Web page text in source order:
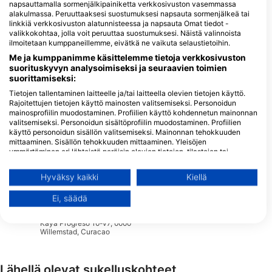
Sukelluskeskukset, jotka tarjoavat
catering-palveluita tällä
sukelluskohteella
Dive Center van de Ven
Caracasbaaiweg 360, 0000AA
Willemstad, Curacao
Dive Center van de Ven
Willemstad, Curacao
Curious 2 Dive N.V., Johannes B.G. Pleij
Kaya Perugia 11, 0000 CW
Willemstad, Curacao
Rebel Diving Curaçao, passion & excellence
Granaatappelweg 126, 0000
Willemstad, Curacao
Kaya Progreso 10-v7, 0000
Willemstad, Curacao
Kaya Libertadora
0000 Willemstad,
Soul Divers
45 Druifweg,
napsauttamalla sormenjälkipainiketta verkkosivuston vasemmassa
alakulmassa. Peruuttaaksesi suostumuksesi napsauta sormenjälkeä tai
linkkiä verkkosivuston alatunnisteessa ja napsauta Omat tiedot -
valikkokohtaa, jolla voit peruuttaa suostumuksesi. Näistä valinnoista
ilmoitetaan kumppaneillemme, eivätkä ne vaikuta selaustietoihin.
Me ja kumppanimme käsittelemme tietoja verkkosivuston
suorituskyvyn analysoimiseksi ja seuraavien toimien
suorittamiseksi:
Tietojen tallentaminen laitteelle ja/tai laitteella olevien tietojen käyttö.
Rajoitettujen tietojen käyttö mainosten valitsemiseksi. Personoidun
mainosprofiilin muodostaminen. Profiilien käyttö kohdennetun mainonnan
valitsemiseksi. Personoidun sisältöprofiilin muodostaminen. Profiilien
käyttö personoidun sisällön valitsemiseksi. Mainonnan tehokkuuden
mittaaminen. Sisällön tehokkuuden mittaaminen. Yleisöjen
ymmärtäminen eri lähteistä peräisin olevien tietojen, tilastojen tai
Rajoitettujen tietojen käyttö sisällön valitsemiseen.
Lisätietoja Googlen tavasta käyttää tietoja löydät täältä:
https://business.safety.google/privacy/
Tietoja voidaan jakaa Euroopan unionin ulkopuolelle ja lähettää
Suostumuksesi ja cookie koskevat vain tätä verkkosivustoa/sovellusta.
Hyväksy kaikki Kiellä
Ei, säädä